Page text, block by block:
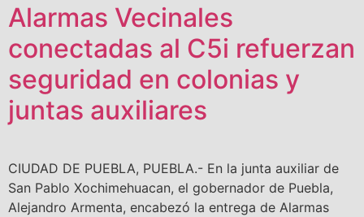
Alarmas Vecinales
conectadas al C5i refuerzan
seguridad en colonias y
juntas auxiliares
CIUDAD DE PUEBLA, PUEBLA.- En la junta auxiliar de
San Pablo Xochimehuacan, el gobernador de Puebla,
Alejandro Armenta, encabezó la entrega de Alarmas